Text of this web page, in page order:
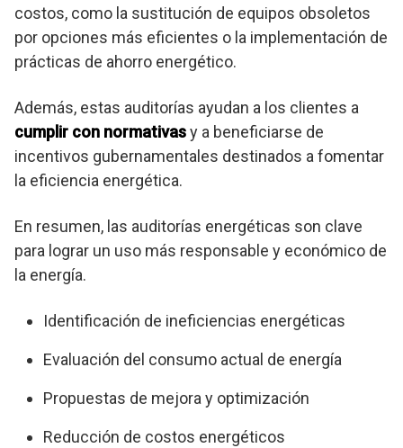
costos, como la sustitución de equipos obsoletos
por opciones más eficientes o la implementación de
prácticas de ahorro energético.
Además, estas auditorías ayudan a los clientes a
cumplir con normativasy a beneficiarse de
incentivos gubernamentales destinados a fomentar
la eficiencia energética.
En resumen, las auditorías energéticas son clave
para lograr un uso más responsable y económico de
la energía.
Identificación de ineficiencias energéticas
Evaluación del consumo actual de energía
Propuestas de mejora y optimización
Reducción de costos energéticos